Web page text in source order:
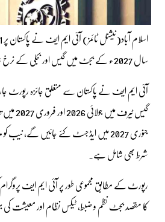
سال 2027ء کے بجٹ میں گیس اور بجلی کے نرخ شامل ہیں۔
آئی ایم ایف نے پاکستان سے متعلق جائزہ
گیس
جنوری 2027 میں ایڈجسٹ کئے جائیں گے،
شرط بھی شامل ہے۔
کا مقصد بجٹ نظم و ضبط، ٹیکس نظام اور معیشت